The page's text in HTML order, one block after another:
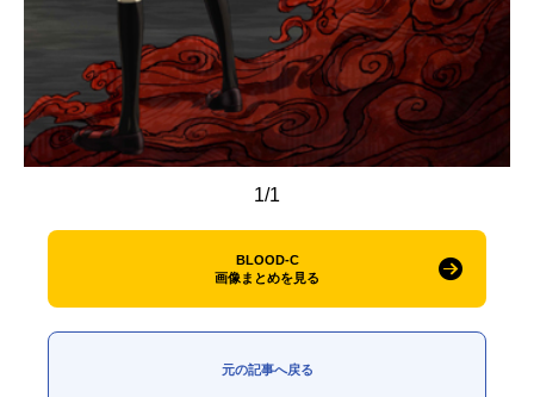
1/1
BLOOD-C
画像まとめを見る
元の記事へ戻る